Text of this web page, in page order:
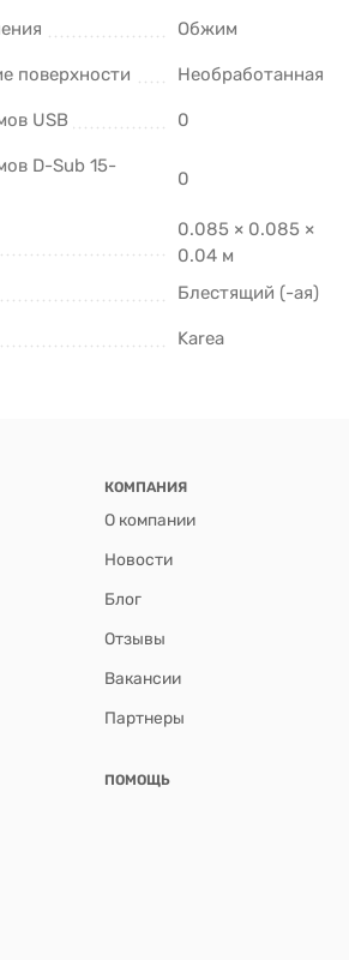
Обжим
поверхности Необработанная
USB 0
D-Sub 15-
0
0.085 × 0.085 ×
0.04 м
Блестящий (-ая)
Karea
КОМПАНИЯ
О компании
Новости
Блог
Отзывы
Вакансии
Партнеры
ПОМОЩЬ